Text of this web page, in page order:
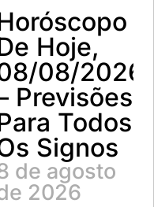
Hoje,
08/2026
Previsões
Todos
Signos
de agosto
2026